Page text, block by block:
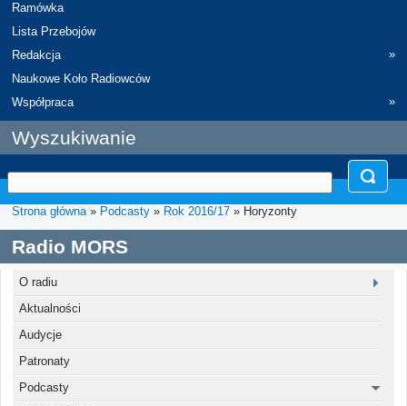
Ramówka
Lista Przebojów
Redakcja
»
Naukowe Koło Radiowców
Współpraca
»
Wyszukiwanie
Strona główna» Podcasty » Rok 2016/17 » Horyzonty
Radio MORS
O radiu
Aktualności
Audycje
Patronaty
Podcasty